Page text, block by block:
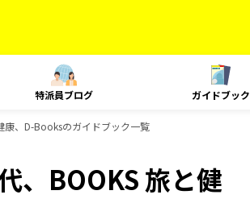
特派員ブログ ガイドブック
康、D-Booksのガイドブック一覧
、BOOKS 旅と健